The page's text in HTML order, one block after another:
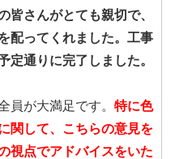
皆さんがとても親切で、
配ってくれました。工事
定通りに完了しました。
員が大満足です。 特に色
関して、こちらの意見を
視点でアドバイスをいた